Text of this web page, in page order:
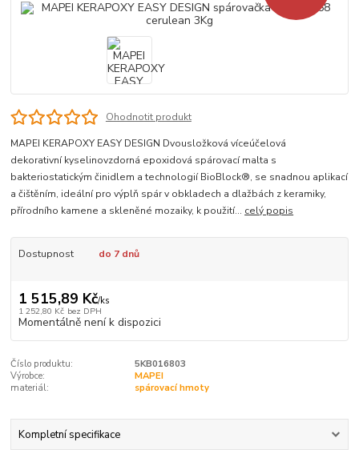
Ohodnotit produkt
MAPEI KERAPOXY EASY DESIGN Dvousložková víceúčelová
dekorativní kyselinovzdorná epoxidová spárovací malta s
bakteriostatickým činidlem a technologií BioBlock®, se snadnou aplikací
a čištěním, ideální pro výplň spár v obkladech a dlažbách z keramiky,
přírodního kamene a skleněné mozaiky, k použití... celý popis
Dostupnost do 7 dnů
1 515,89 Kč/ks
1 252,80 Kč bez DPH
Momentálně není k dispozici
Číslo produktu:
5KB016803
Výrobce:
MAPEI
materiál:
spárovací hmoty
Kompletní specifikace